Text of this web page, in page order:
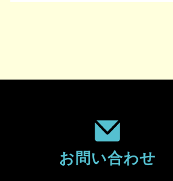
お問い合わせ